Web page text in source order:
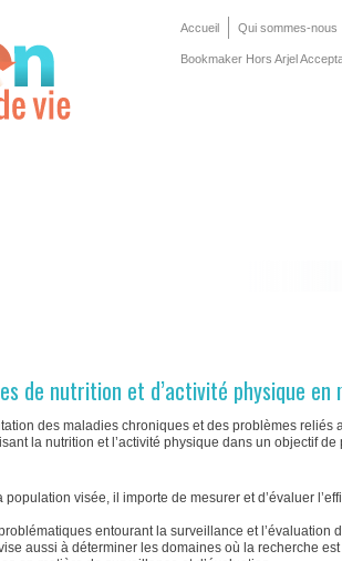
Accueil Qui sommes-nous
Bookmaker Hors Arjel
de nutrition et d’activité physique
des maladies chroniques et des problèmes
la nutrition et l’activité physique dans un objectif de
visée, il importe de mesurer et d’évaluer
entourant la surveillance et l’évaluation
aussi à déterminer les domaines où la recherche